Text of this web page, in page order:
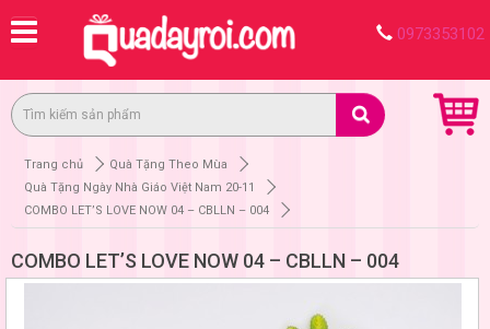
0973353102
Trang chủ
Quà Tặng Theo Mùa
Quà Tặng Ngày Nhà Giáo Việt Nam 20-11
COMBO LET’S LOVE NOW 04 – CBLLN – 004
COMBO LET’S LOVE NOW 04 – CBLLN – 004